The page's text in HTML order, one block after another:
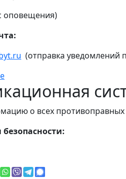
оповещения)
(отправка уведомлений
о всех